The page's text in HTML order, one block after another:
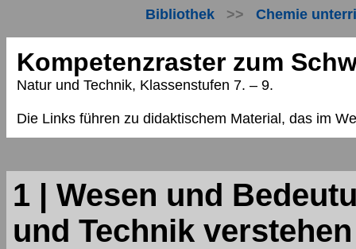
Bibliothek >> Chemie
Kompetenzraster zum
Natur und Technik, Klassenstufen 7. – 9.
Die Links führen zu didaktischem Material, das im
1 | Wesen und
und Technik verstehen